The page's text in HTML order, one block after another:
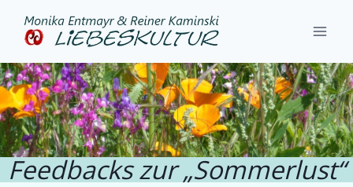
Inhalt
Feedbacks
„Sommerlust“
Feedbacks zur „Sommerlust“